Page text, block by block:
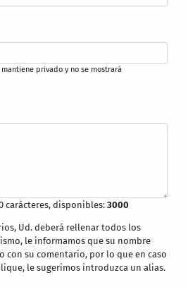
privado y no se mostrará
carácteres, disponibles:3000
Ud. deberá rellenar todos los
le informamos que su nombre
con su comentario, por lo que en caso
le sugerimos introduzca un alias.